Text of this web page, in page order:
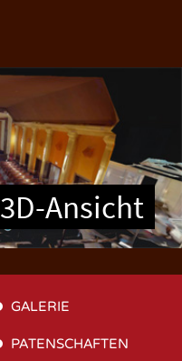
3D-Ansicht
GALERIE
PATENSCHAFTEN